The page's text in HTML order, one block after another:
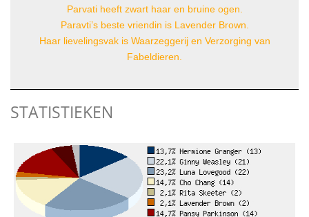
Parvati heeft zwart haar en bruine ogen.
Paravti’s beste vriendin is Lavender Brown.
Haar lievelingsvak is Waarzeggerij en Verzorging van
Fabeldieren.
STATISTIEKEN